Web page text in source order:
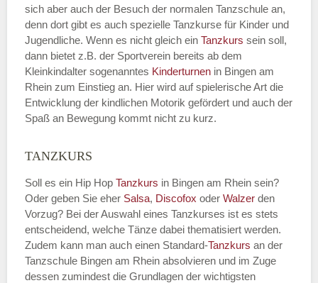
Name der Tanzschule
Kontakt E-Mail
Name des Tanzkurs*
sich aber auch der Besuch der normalen Tanzschule an,
denn dort gibt es auch spezielle Tanzkurse für Kinder und
Jugendliche. Wenn es nicht gleich ein Tanzkurs sein soll,
dann bietet z.B. der Sportverein bereits ab dem
Kleinkindalter sogenanntes Kinderturnen in Bingen am
Rhein zum Einstieg an. Hier wird auf spielerische Art die
Entwicklung der kindlichen Motorik gefördert und auch der
Spaß an Bewegung kommt nicht zu kurz.
TANZKURS
Soll es ein Hip Hop Tanzkurs in Bingen am Rhein sein?
Oder geben Sie eher Salsa, Discofox oder Walzer den
Vorzug? Bei der Auswahl eines Tanzkurses ist es stets
entscheidend, welche Tänze dabei thematisiert werden.
Zudem kann man auch einen Standard-Tanzkurs an der
Tanzschule Bingen am Rhein absolvieren und im Zuge
dessen zumindest die Grundlagen der wichtigsten